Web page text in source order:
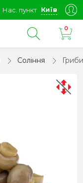
Нас. пункт Київ
0
Соління